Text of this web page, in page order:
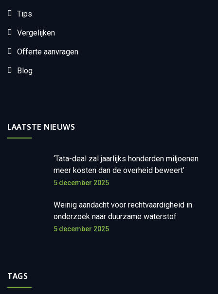
Tips
Vergelijken
Offerte aanvragen
Blog
LAATSTE NIEUWS
‘Tata-deal zal jaarlijks honderden miljoenen
meer kosten dan de overheid beweert’
5 december 2025
Weinig aandacht voor rechtvaardigheid in
onderzoek naar duurzame waterstof
5 december 2025
TAGS